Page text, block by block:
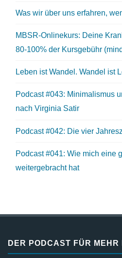
Was wir über uns erfahren,
MBSR-Onlinekurs: Deine
80-100% der Kursgebühr
Leben ist Wandel. Wandel ist
Podcast #043: Minimalismus
nach Virginia Satir
Podcast #042: Die vier
Podcast #041: Wie mich eine
weitergebracht hat
DER PODCAST FÜR